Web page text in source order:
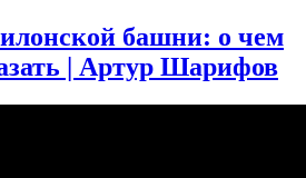
Как
россиян
подсаживают
эмиграцию
башни: о чем
| Артур Шарифов